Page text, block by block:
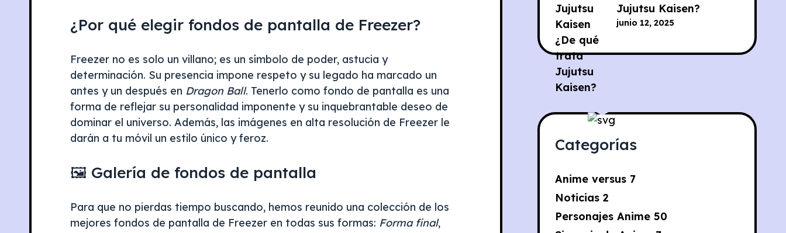
¿Por qué elegir fondos de pantalla de Freezer?
Freezer no es solo un villano; es un símbolo de poder, astucia y
determinación. Su presencia impone respeto y su legado ha marcado un
antes y un después en Dragon Ball. Tenerlo como fondo de pantalla es una
forma de reflejar su personalidad imponente y su inquebrantable deseo de
dominar el universo. Además, las imágenes en alta resolución de Freezer le
darán a tu móvil un estilo único y feroz.
🖼️ Galería de fondos de pantalla
Para que no pierdas tiempo buscando, hemos reunido una colección de los
mejores fondos de pantalla de Freezer en todas sus formas: Forma final,
Jujutsu Kaisen?
junio 12, 2025
Categorías
Anime versus 7
Noticias 2
Personajes Anime 50